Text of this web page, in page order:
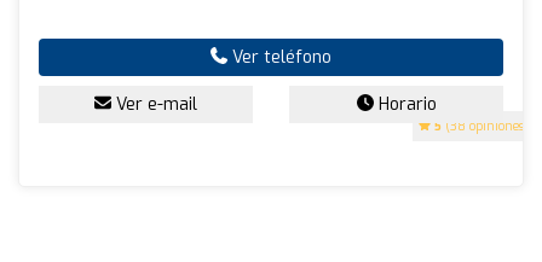
5 (38 opiniones)
Ver teléfono
Ver e-mail Horario